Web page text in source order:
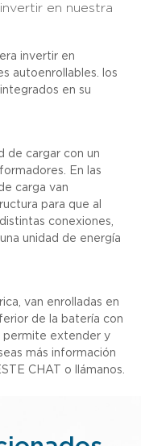
en nuestra
invertir en
autoenrollables. los
en su
de cargar con un
En las
carga van
para que al
conexiones,
unidad de energía
van enrolladas en
de la batería con
permite extender y
más información
CHAT o llámanos.